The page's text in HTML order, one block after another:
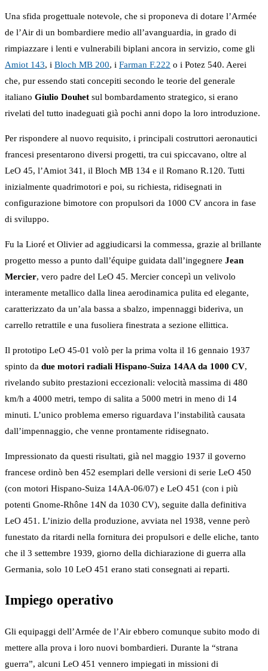
Una sfida progettuale notevole, che si proponeva di dotare l’Armée
de l’Air di un bombardiere medio all’avanguardia, in grado di
rimpiazzare i lenti e vulnerabili biplani ancora in servizio, come gli
Amiot 143, i Bloch MB 200, i Farman F.222 o i Potez 540. Aerei
che, pur essendo stati concepiti secondo le teorie del generale
italiano Giulio Douhet sul bombardamento strategico, si erano
rivelati del tutto inadeguati già pochi anni dopo la loro introduzione.
Per rispondere al nuovo requisito, i principali costruttori aeronautici
francesi presentarono diversi progetti, tra cui spiccavano, oltre al
LeO 45, l’Amiot 341, il Bloch MB 134 e il Romano R.120. Tutti
inizialmente quadrimotori e poi, su richiesta, ridisegnati in
configurazione bimotore con propulsori da 1000 CV ancora in fase
di sviluppo.
Fu la Lioré et Olivier ad aggiudicarsi la commessa, grazie al brillante
progetto messo a punto dall’équipe guidata dall’ingegnere Jean
Mercier, vero padre del LeO 45. Mercier concepì un velivolo
interamente metallico dalla linea aerodinamica pulita ed elegante,
caratterizzato da un’ala bassa a sbalzo, impennaggi bideriva, un
carrello retrattile e una fusoliera finestrata a sezione ellittica.
Il prototipo LeO 45-01 volò per la prima volta il 16 gennaio 1937
spinto da due motori radiali Hispano-Suiza 14AA da 1000 CV,
rivelando subito prestazioni eccezionali: velocità massima di 480
km/h a 4000 metri, tempo di salita a 5000 metri in meno di 14
minuti. L’unico problema emerso riguardava l’instabilità causata
dall’impennaggio, che venne prontamente ridisegnato.
Impressionato da questi risultati, già nel maggio 1937 il governo
francese ordinò ben 452 esemplari delle versioni di serie LeO 450
(con motori Hispano-Suiza 14AA-06/07) e LeO 451 (con i più
potenti Gnome-Rhône 14N da 1030 CV), seguite dalla definitiva
LeO 451. L’inizio della produzione, avviata nel 1938, venne però
funestato da ritardi nella fornitura dei propulsori e delle eliche, tanto
che il 3 settembre 1939, giorno della dichiarazione di guerra alla
Germania, solo 10 LeO 451 erano stati consegnati ai reparti.
Impiego operativo
Gli equipaggi dell’Armée de l’Air ebbero comunque subito modo di
mettere alla prova i loro nuovi bombardieri. Durante la “strana
guerra”, alcuni LeO 451 vennero impiegati in missioni di